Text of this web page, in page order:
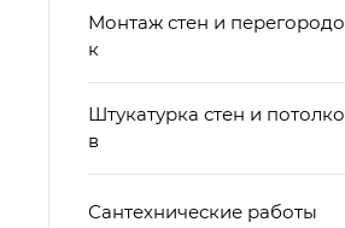
Монтаж стен и перегородо
к
Штукатурка стен и потолко
в
Сантехнические работы